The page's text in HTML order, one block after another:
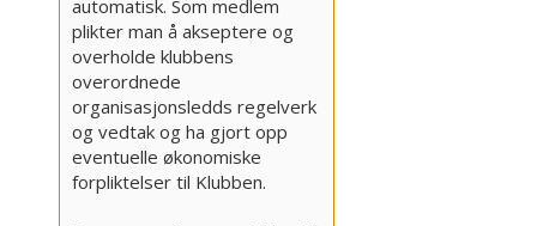
automatisk. Som medlem
plikter man å akseptere og
overholde klubbens
overordnede
organisasjonsledds regelverk
og vedtak og ha gjort opp
eventuelle økonomiske
forpliktelser til Klubben.